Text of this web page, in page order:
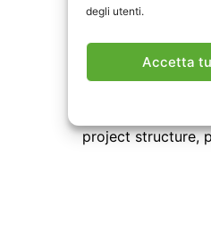
degli utenti.
Accetta
operating needs.
PROJECT
You may access
project structure,